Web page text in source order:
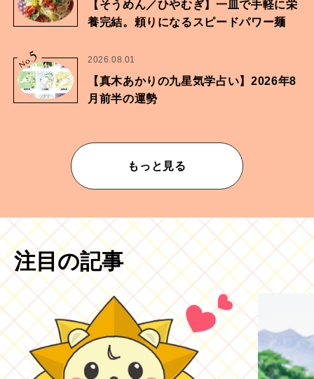
【そうめん／ひやむぎ】一皿で手軽に栄
養完結。頼りになるスピードパワー麺
No.5 2026.08.01
【真木あかりの九星気学占い】2026年8
月前半の運勢
もっと見る
注目の記事